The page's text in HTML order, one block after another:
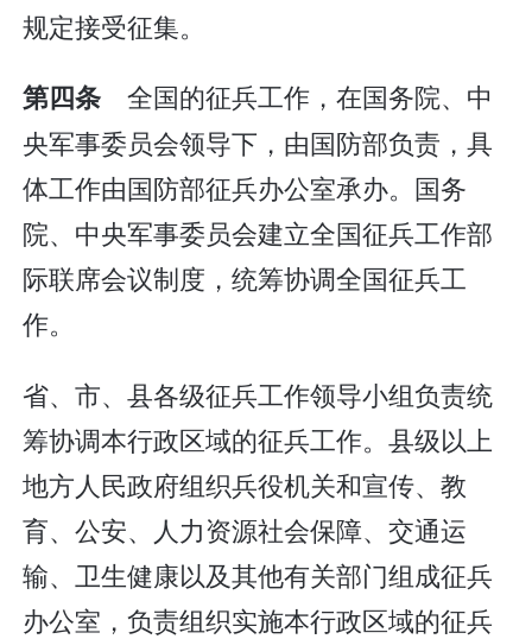
规定接受征集。
第四条 全国的征兵工作，在国务院、中
央军事委员会领导下，由国防部负责，具
体工作由国防部征兵办公室承办。国务
院、中央军事委员会建立全国征兵工作部
际联席会议制度，统筹协调全国征兵工
作。
省、市、县各级征兵工作领导小组负责统
筹协调本行政区域的征兵工作。县级以上
地方人民政府组织兵役机关和宣传、教
育、公安、人力资源社会保障、交通运
输、卫生健康以及其他有关部门组成征兵
办公室，负责组织实施本行政区域的征兵